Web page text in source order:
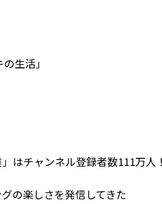
生活」
はチャンネル登録者数111万人
の楽しさを発信してきた